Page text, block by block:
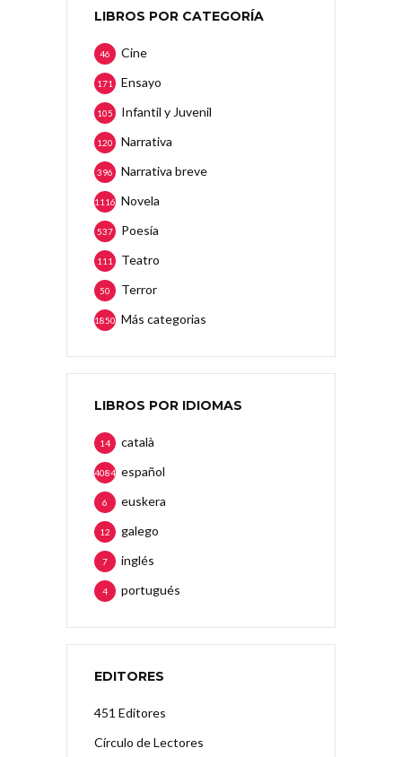
LIBROS POR CATEGORÍA
Cine
46
Ensayo
171
Infantil y Juvenil
105
Narrativa
120
Narrativa breve
396
Novela
1116
Poesía
537
Teatro
111
Terror
50
Más categorias
1850
LIBROS POR IDIOMAS
català
14
español
4084
euskera
6
galego
12
inglés
7
portugués
4
EDITORES
451 Editores
Círculo de Lectores